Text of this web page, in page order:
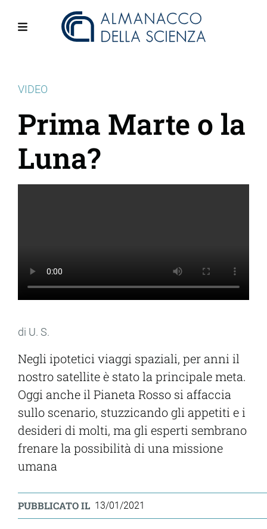
VIDEO
Prima Marte o la
Luna?
di U. S.
Negli ipotetici viaggi spaziali, per anni il
nostro satellite è stato la principale meta.
Oggi anche il Pianeta Rosso si affaccia
sullo scenario, stuzzicando gli appetiti e i
desideri di molti, ma gli esperti sembrano
frenare la possibilità di una missione
umana
PUBBLICATO IL 13/01/2021